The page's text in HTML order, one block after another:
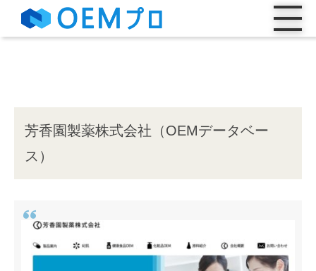
芳香園製薬株式会社（OEMデータベー
ス）